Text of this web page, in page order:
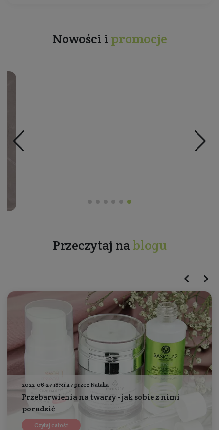
Nowości i promocje
Przeczytaj na blogu
2022-06-27 18:31:47 przez Natalia
Przebarwienia na twarzy - jak sobie z nimi
poradzić
Czytaj całość